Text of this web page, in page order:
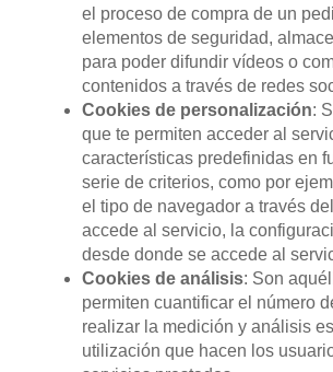
el proceso de compra de un
elementos de seguridad,
para poder difundir vídeos o
contenidos a través de redes
Cookies de personalización:
que te permiten acceder al
características predefinidas en
serie de criterios, como por
el tipo de navegador a través
accede al servicio, la
desde donde se accede al
Cookies de análisis: Son
permiten cuantificar el número
realizar la medición y análisis
utilización que hacen los